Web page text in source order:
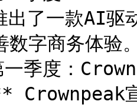
了一款AI驱
数字商务体验
季度：
Crownpeak